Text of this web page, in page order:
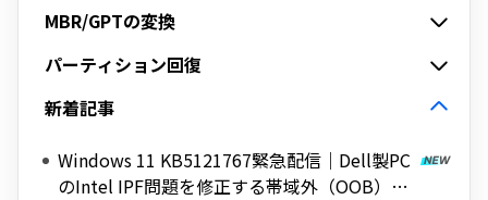
MBR/GPTの変換
パーティション回復
新着記事
Windows 11 KB5121767緊急配信｜Dell製PC
のIntel IPF問題を修正する帯域外（OOB）ア